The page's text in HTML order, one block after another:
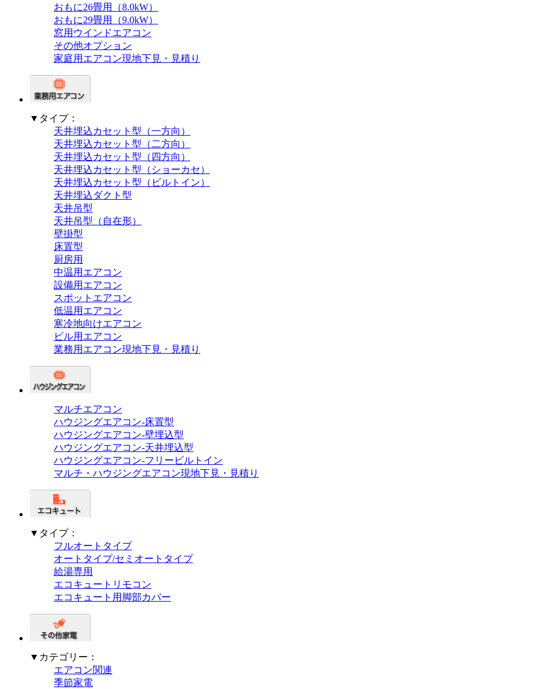
おもに26畳用（8.0kW）
おもに29畳用（9.0kW）
窓用ウインドエアコン
その他オプション
家庭用エアコン現地下見・見積り
▼タイプ：
天井埋込カセット型（一方向）
天井埋込カセット型（二方向）
天井埋込カセット型（四方向）
天井埋込カセット型（ショーカセ）
天井埋込カセット型（ビルトイン）
天井埋込ダクト型
天井吊型
天井吊型（自在形）
壁掛型
床置型
厨房用
中温用エアコン
設備用エアコン
スポットエアコン
低温用エアコン
寒冷地向けエアコン
ビル用エアコン
業務用エアコン現地下見・見積り
マルチエアコン
ハウジングエアコン-床置型
ハウジングエアコン-壁埋込型
ハウジングエアコン-天井埋込型
ハウジングエアコン-フリービルトイン
マルチ・ハウジングエアコン現地下見・見積り
▼タイプ：
フルオートタイプ
オートタイプ/セミオートタイプ
給湯専用
エコキュートリモコン
エコキュート用脚部カバー
▼カテゴリー：
エアコン関連
季節家電